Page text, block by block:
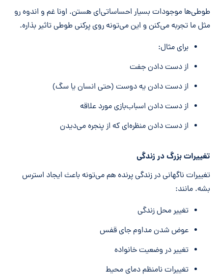
طوطی‌ها موجودات بسیار احساساتی‌ای هستن. اونا غم و اندوه رو
مثل ما تجربه می‌کنن و این می‌تونه روی پرکنی طوطی تاثیر بذاره.
برای مثال:
از دست دادن جفت
از دست دادن یه دوست (حتی انسان یا سگ)
از دست دادن اسباب‌بازی مورد علاقه
از دست دادن منظره‌ای که از پنجره می‌دیدن
تغییرات بزرگ در زندگی
تغییرات ناگهانی در زندگی پرنده هم می‌تونه باعث ایجاد استرس
بشه. مانند:
تغییر محل زندگی
عوض شدن مداوم جای قفس
تغییر در وضعیت خانواده
تغییرات نامنظم دمای محیط